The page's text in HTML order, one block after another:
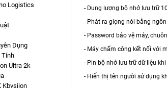
Logistics
Dụng
Tính
Ultra 2k
Kbvsiion
- Dung lượng bộ nhớ lưu trữ
- Phát ra giọng nói bằng
- Password bảo vệ máy,
- Máy chấm công kết nối với
- Pin bộ nhớ lưu trữ dữ liệu
- Hiển thị tên người sử dụng